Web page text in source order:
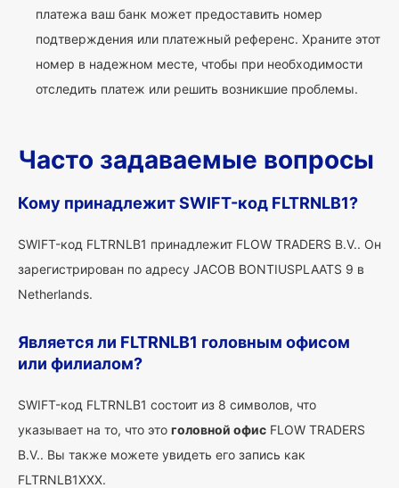
платежа ваш банк может предоставить номер
подтверждения или платежный референс. Храните этот
номер в надежном месте, чтобы при необходимости
отследить платеж или решить возникшие проблемы.
Часто задаваемые вопросы
Кому принадлежит SWIFT-код FLTRNLB1?
SWIFT-код FLTRNLB1 принадлежит FLOW TRADERS B.V.. Он
зарегистрирован по адресу JACOB BONTIUSPLAATS 9 в
Netherlands.
Является ли FLTRNLB1 головным офисом
или филиалом?
SWIFT-код FLTRNLB1 состоит из 8 символов, что
указывает на то, что это головной офис FLOW TRADERS
B.V.. Вы также можете увидеть его запись как
FLTRNLB1XXX.